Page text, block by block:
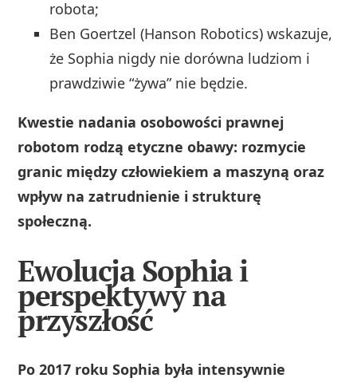
robota;
Ben Goertzel (Hanson Robotics) wskazuje,
że Sophia nigdy nie dorówna ludziom i
prawdziwie “żywa” nie będzie.
Kwestie nadania osobowości prawnej
robotom rodzą etyczne obawy: rozmycie
granic między człowiekiem a maszyną oraz
wpływ na zatrudnienie i strukturę
społeczną.
Ewolucja Sophia i
perspektywy na
przyszłość
Po 2017 roku Sophia była intensywnie